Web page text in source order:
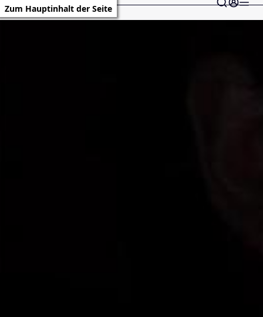
Zum Hauptinhalt der Seite